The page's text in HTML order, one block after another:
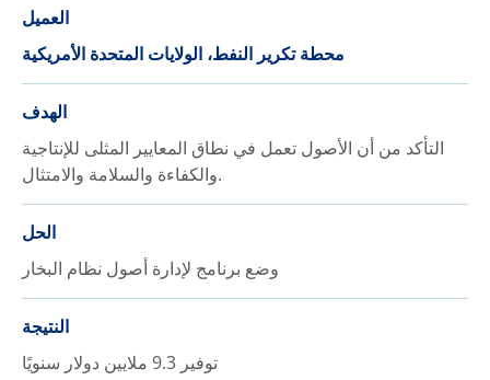
العميل
محطة تكرير النفط، الولايات المتحدة الأمريكية
الهدف
التأكد من أن الأصول تعمل في نطاق المعايير المثلى للإنتاجية
والكفاءة والسلامة والامتثال.
الحل
النتيجة